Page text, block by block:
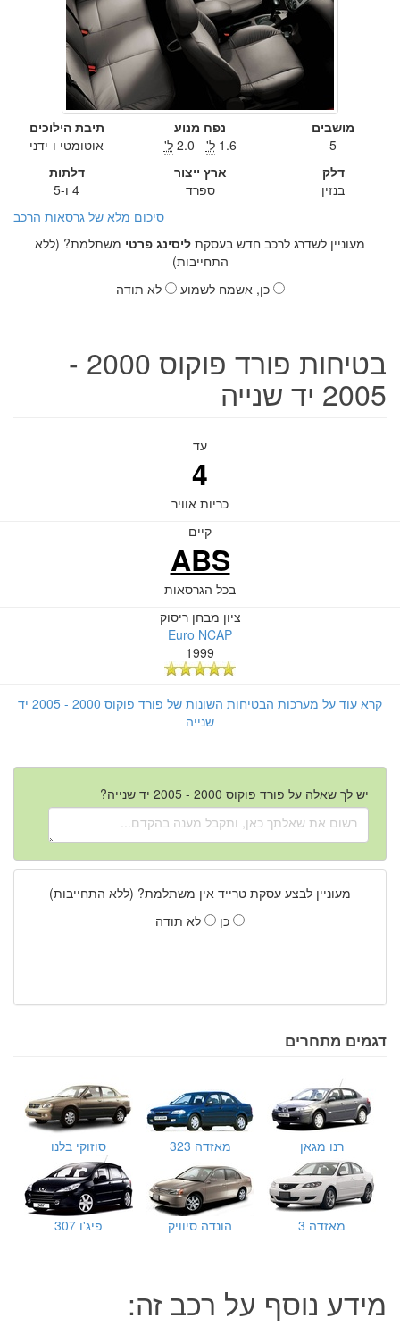
מושבים
5
נפח מנוע
1.6 ל' - 2.0 ל'
תיבת הילוכים
אוטומטי ו-ידני
דלק
בנזין
ארץ ייצור
ספרד
דלתות
4 ו-5
סיכום מלא של גרסאות הרכב
מעוניין לשדרג לרכב חדש בעסקת ליסינג פרטי משתלמת? (ללא
התחייבות)
כן, אשמח לשמוע
לא תודה
בטיחות פורד פוקוס 2000 -
2005 יד שנייה
עד
4
כריות אוויר
קיים
ABS
בכל הגרסאות
ציון מבחן ריסוק
Euro NCAP
1999
קרא עוד על מערכות הבטיחות השונות של פורד פוקוס 2000 - 2005 יד
שנייה
יש לך שאלה על פורד פוקוס 2000 - 2005 יד שנייה?
מעוניין לבצע עסקת טרייד אין משתלמת? (ללא התחייבות)
כן
לא תודה
דגמים מתחרים
רנו מגאן מאזדה 323 סוזוקי בלנו
מאזדה 3 הונדה סיוויק פיג'ו 307
מידע נוסף על רכב זה: